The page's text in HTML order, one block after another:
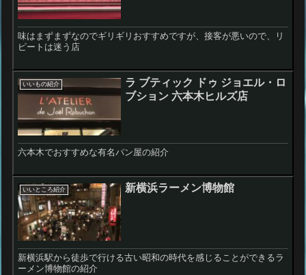
味はまずまずなのでギリギリおすすめですが、接客が悪いので、リ
ピートは迷う店
いいもの紹介
ラ ブティック ドゥ ジョエル・ロ
ブション 六本木ヒルズ店
六本木でおすすめな有名パン屋の紹介
いいところ紹介 新横浜ラーメン博物館
新横浜駅から徒歩で行ける古い昭和の時代を感じることができるラ
ーメン博物館の紹介